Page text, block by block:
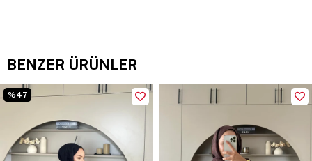
BENZER ÜRÜNLER
%47